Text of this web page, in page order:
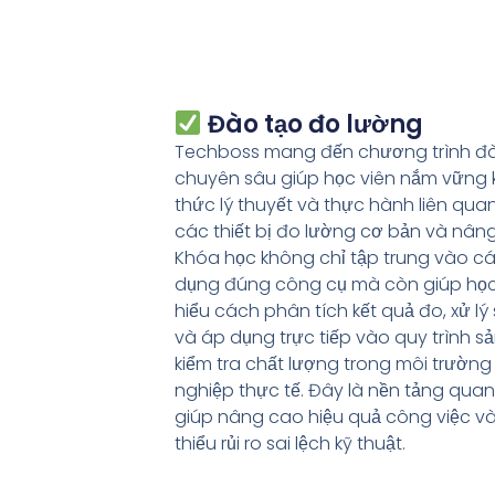
Đào tạo đo lường
Techboss mang đến chương trình
chuyên sâu giúp học viên nắm vững
thức lý thuyết và thực hành liên
các thiết bị đo lường cơ bản và
Khóa học không chỉ tập trung vào
dụng đúng công cụ mà còn giúp
hiểu cách phân tích kết quả đo, xử lý
và áp dụng trực tiếp vào quy trình
kiểm tra chất lượng trong môi
nghiệp thực tế. Đây là nền tảng
giúp nâng cao hiệu quả công việc
thiểu rủi ro sai lệch kỹ thuật.